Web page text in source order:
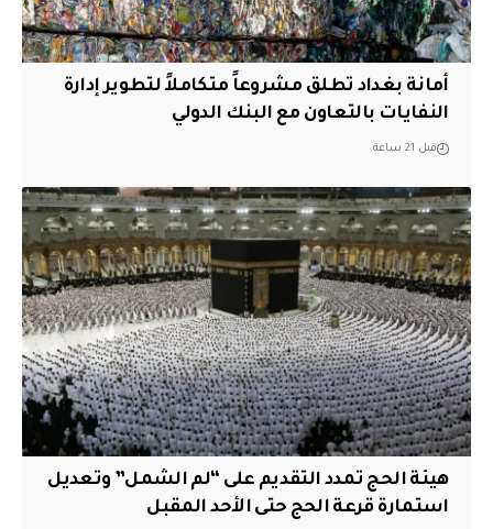
أمانة بغداد تطلق مشروعاً متكاملاً لتطوير إدارة
النفايات بالتعاون مع البنك الدولي
قبل 21 ساعة
هيئة الحج تمدد التقديم على “لم الشمل” وتعديل
استمارة قرعة الحج حتى الأحد المقبل